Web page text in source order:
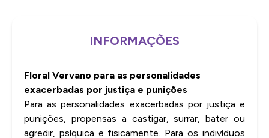
INFORMAÇÕES
Floral Vervano para as personalidades
exacerbadas por justiça e punições
Para as personalidades exacerbadas por justiça e
punições, propensas a castigar, surrar, bater ou
agredir, psíquica e fisicamente. Para os indivíduos